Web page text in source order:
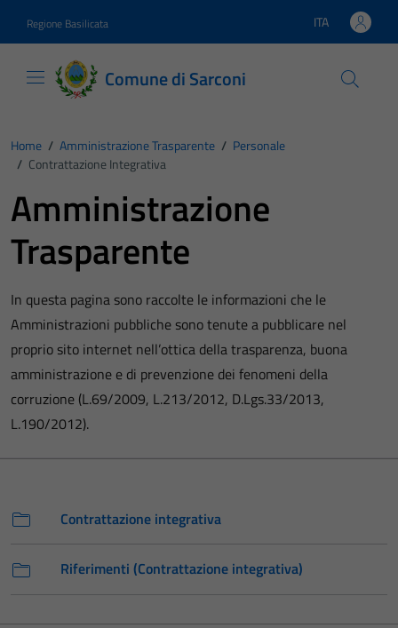
Regione Basilicata Lingua attiva:
ITA
Comune di Sarconi
Home / Amministrazione Trasparente / Personale
/ Contrattazione Integrativa
Amministrazione
Trasparente
In questa pagina sono raccolte le informazioni che le
Amministrazioni pubbliche sono tenute a pubblicare nel
proprio sito internet nell’ottica della trasparenza, buona
amministrazione e di prevenzione dei fenomeni della
corruzione (L.69/2009, L.213/2012, D.Lgs.33/2013,
L.190/2012).
Contrattazione integrativa
Riferimenti (Contrattazione integrativa)